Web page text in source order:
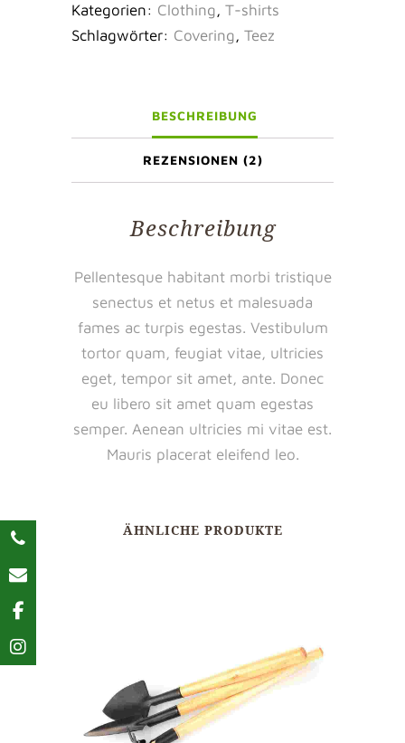
Trowel
Menge
Kategorien: Clothing, T-shirts
Schlagwörter: Covering, Teez
BESCHREIBUNG
REZENSIONEN (2)
Beschreibung
Pellentesque habitant morbi tristique
senectus et netus et malesuada
fames ac turpis egestas. Vestibulum
tortor quam, feugiat vitae, ultricies
eget, tempor sit amet, ante. Donec
eu libero sit amet quam egestas
semper. Aenean ultricies mi vitae est.
Mauris placerat eleifend leo.
ÄHNLICHE PRODUKTE